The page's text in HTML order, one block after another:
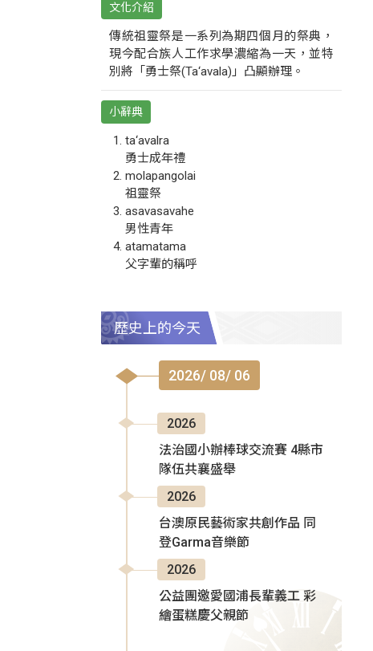
文化介紹
傳統祖靈祭是一系列為期四個月的祭典，
現今配合族人工作求學濃縮為一天，並特
別將「勇士祭(Ta‘avala)」凸顯辦理。
小辭典
ta‘avalra
勇士成年禮
molapangolai
祖靈祭
asavasavahe
男性青年
atamatama
父字輩的稱呼
歷史上的今天
2026/ 08/ 06
2026
法治國小辦棒球交流賽 4縣市
隊伍共襄盛舉
2026
台澳原民藝術家共創作品 同
登Garma音樂節
2026
公益團邀愛國浦長輩義工 彩
繪蛋糕慶父親節